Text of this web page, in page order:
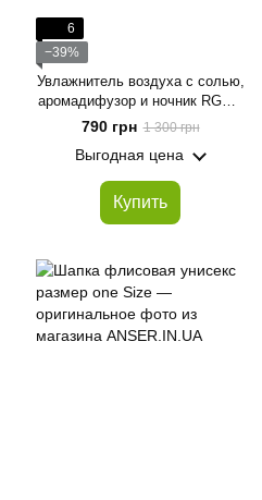
6
−39%
Увлажнитель воздуха с солью,
аромадифузор и ночник RGB 3
в 1 черный
790 грн 1 300 грн
Выгодная цена
Купить